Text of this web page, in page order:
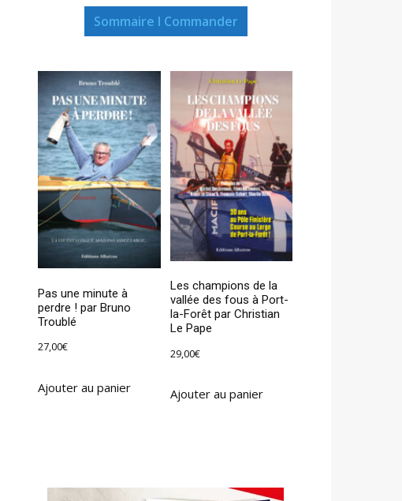
Sommaire I Commander
Pas une minute à
perdre ! par Bruno
Troublé
27,00€
Ajouter au panier
Les champions de la
vallée des fous à Port-
la-Forêt par Christian
Le Pape
29,00€
Ajouter au panier